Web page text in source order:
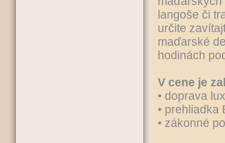
langoše či
určite
maďarské
hodinách
V cene je
• doprava
• prehliadka
• zákonné